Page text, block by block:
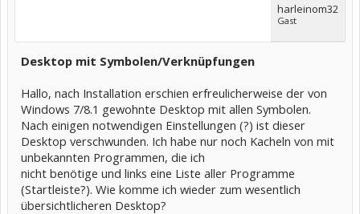
harleinom32
Gast
Desktop mit Symbolen/Verknüpfungen
Hallo, nach Installation erschien erfreulicherweise der von
Windows 7/8.1 gewohnte Desktop mit allen Symbolen.
Nach einigen notwendigen Einstellungen (?) ist dieser
Desktop verschwunden. Ich habe nur noch Kacheln von mit
unbekannten Programmen, die ich
nicht benötige und links eine Liste aller Programme
(Startleiste?). Wie komme ich wieder zum wesentlich
übersichtlicheren Desktop?